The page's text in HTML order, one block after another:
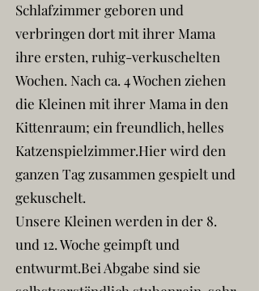
Schlafzimmer geboren und
verbringen dort mit ihrer Mama
ihre ersten, ruhig-verkuschelten
Wochen. Nach ca. 4 Wochen ziehen
die Kleinen mit ihrer Mama in den
Kittenraum; ein freundlich, helles
Katzenspielzimmer.Hier wird den
ganzen Tag zusammen gespielt und
gekuschelt.
Unsere Kleinen werden in der 8.
und 12. Woche geimpft und
entwurmt.Bei Abgabe sind sie